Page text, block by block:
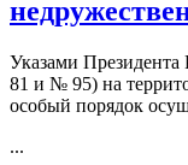
Указами
81 и № 95) на
особый порядок
...